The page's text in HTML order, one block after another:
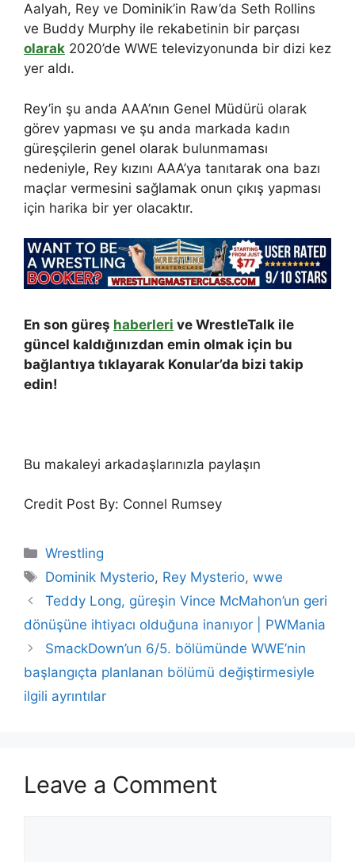
Aalyah, Rey ve Dominik’in Raw’da Seth Rollins
ve Buddy Murphy ile rekabetinin bir parçası
olarak 2020’de WWE televizyonunda bir dizi kez
yer aldı.
Rey’in şu anda AAA’nın Genel Müdürü olarak
görev yapması ve şu anda markada kadın
güreşçilerin genel olarak bulunmaması
nedeniyle, Rey kızını AAA’ya tanıtarak ona bazı
maçlar vermesini sağlamak onun çıkış yapması
için harika bir yer olacaktır.
En son güreş haberleri ve WrestleTalk ile
güncel kaldığınızdan emin olmak için bu
bağlantıya tıklayarak Konular’da bizi takip
edin!
Bu makaleyi arkadaşlarınızla paylaşın
Credit Post By: Connel Rumsey
Categories
Wrestling
Tags
Dominik Mysterio, Rey Mysterio,wwe
Teddy Long, güreşin Vince McMahon’un geri
dönüşüne ihtiyacı olduğuna inanıyor | PWMania
SmackDown’un 6/5. bölümünde WWE’nin
başlangıçta planlanan bölümü değiştirmesiyle
ilgili ayrıntılar
Leave a Comment